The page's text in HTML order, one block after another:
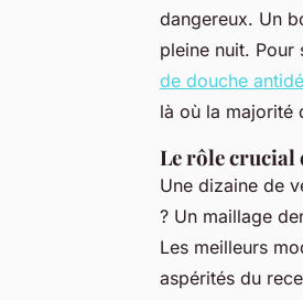
dangereux. Un
pleine nuit. Pour
de douche
là où la majorité
Le rôle crucial
Une dizaine de
? Un maillage
Les meilleurs
aspérités du